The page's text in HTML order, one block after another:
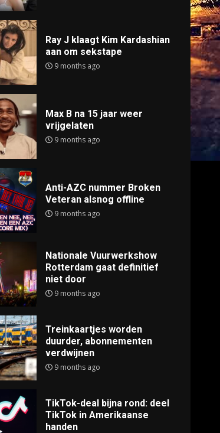
Ray J klaagt Kim Kardashian
aan om sekstape
9 months ago
Max B na 15 jaar weer
vrijgelaten
9 months ago
Anti-AZC nummer Broken
Veteran alsnog offline
9 months ago
Nationale Vuurwerkshow
Rotterdam gaat definitief
niet door
9 months ago
Treinkaartjes worden
duurder, abonnementen
verdwijnen
9 months ago
TikTok-deal bijna rond: deel
TikTok in Amerikaanse
handen